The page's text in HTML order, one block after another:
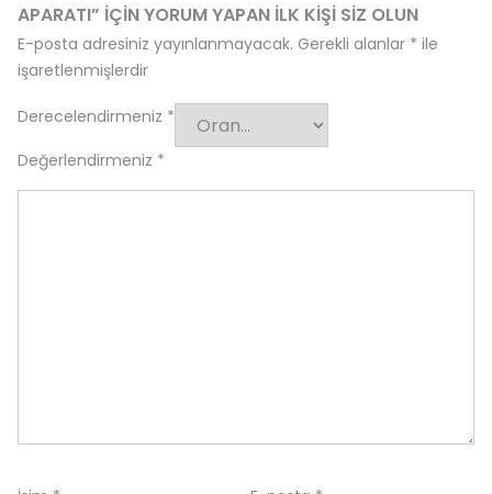
APARATI” IÇIN YORUM YAPAN ILK KIŞI SIZ OLUN
E-posta adresiniz yayınlanmayacak. Gerekli alanlar * ile
işaretlenmişlerdir
Derecelendirmeniz *
Değerlendirmeniz *